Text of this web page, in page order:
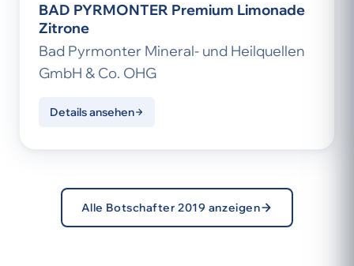
BAD PYRMONTER Premium Limonade
Zitrone
Bad Pyrmonter Mineral- und Heilquellen
GmbH & Co. OHG
Details ansehen
Alle Botschafter 2019 anzeigen